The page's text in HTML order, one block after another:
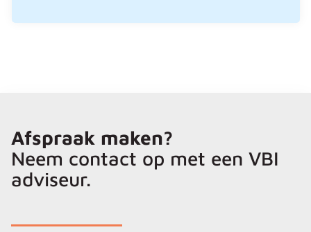
Afspraak maken?
Neem contact op met een VBI
adviseur.